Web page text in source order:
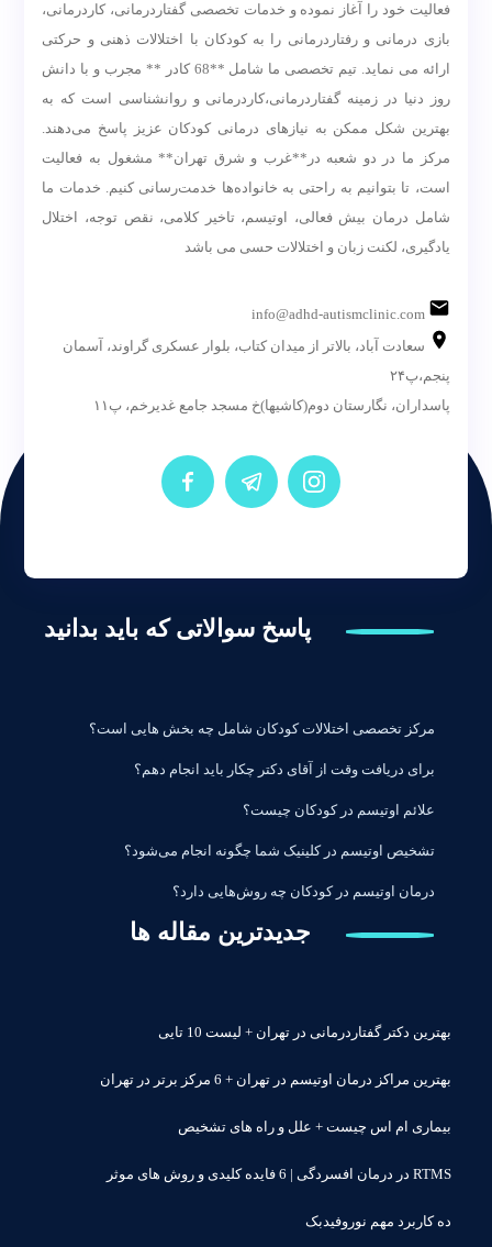
فعالیت خود را آغاز نموده و خدمات تخصصی گفتاردرمانی، کاردرمانی،
بازی درمانی و رفتاردرمانی را به کودکان با اختلالات ذهنی و حرکتی
ارائه می نماید. تیم تخصصی ما شامل **68 کادر ** مجرب و با دانش
روز دنیا در زمینه گفتاردرمانی،کاردرمانی و روانشناسی است که به
بهترین شکل ممکن به نیازهای درمانی کودکان عزیز پاسخ می‌دهند.
مرکز ما در دو شعبه در**غرب و شرق تهران** مشغول به فعالیت
است، تا بتوانیم به راحتی به خانواده‌ها خدمت‌رسانی کنیم. خدمات ما
شامل درمان بیش فعالی، اوتیسم، تاخیر کلامی، نقص توجه، اختلال
یادگیری، لکنت زبان و اختلالات حسی می باشد
info@adhd-autismclinic.com
سعادت آباد، بالاتر از میدان کتاب، بلوار عسکری گراوند، آسمان
پنجم،پ۲۴
پاسداران، نگارستان دوم(کاشیها)خ مسجد جامع غدیرخم، پ۱۱
پاسخ سوالاتی که باید بدانید
مرکز تخصصی اختلالات کودکان شامل چه بخش هایی است؟
برای دریافت وقت از آقای دکتر چکار باید انجام دهم؟
علائم اوتیسم در کودکان چیست؟
تشخیص اوتیسم در کلینیک شما چگونه انجام می‌شود؟
درمان اوتیسم در کودکان چه روش‌هایی دارد؟
جدیدترین مقاله ها
بهترین دکتر گفتاردرمانی در تهران + لیست 10 تایی
بهترین مراکز درمان اوتیسم در تهران + 6 مرکز برتر در تهران
بیماری ام اس چیست + علل و راه های تشخیص
RTMS در درمان افسردگی | 6 فایده کلیدی و روش های موثر
ده کاربرد مهم نوروفیدبک